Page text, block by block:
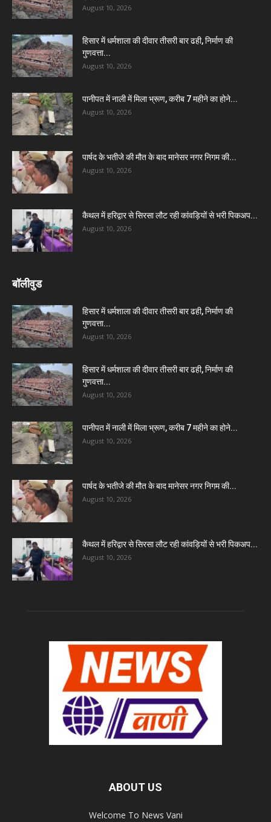
August 10, 2026
हिसार में धर्मशाला की दीवार तीसरी बार ढही, निर्माण की
गुणवत्ता...
August 10, 2026
पानीपत में नाली में मिला भ्रूण, करीब 7 महीने का होने...
August 10, 2026
पार्षद के भतीजे की मौत के बाद मानेसर नगर निगम की...
August 10, 2026
कैथल में हरिद्वार से सिरसा लौट रही कांवड़ियों से भरी पिकअप...
August 10, 2026
बॉलीवुड
हिसार में धर्मशाला की दीवार तीसरी बार ढही, निर्माण की
गुणवत्ता...
August 10, 2026
हिसार में धर्मशाला की दीवार तीसरी बार ढही, निर्माण की
गुणवत्ता...
August 10, 2026
पानीपत में नाली में मिला भ्रूण, करीब 7 महीने का होने...
August 10, 2026
पार्षद के भतीजे की मौत के बाद मानेसर नगर निगम की...
August 10, 2026
कैथल में हरिद्वार से सिरसा लौट रही कांवड़ियों से भरी पिकअप...
August 10, 2026
ABOUT US
Welcome To News Vani